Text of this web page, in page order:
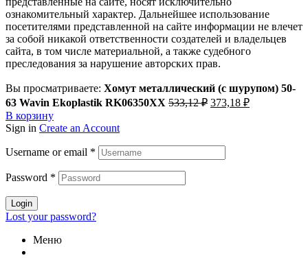
ознакомительный характер. Дальнейшее использование
посетителями представленной на сайте информации не влечет
за собой никакой ответственности создателей и владельцев
сайта, в том числе материальной, а также судебного
преследования за нарушение авторских прав.
Вы просматриваете: Хомут металлический (с шурупом) 50-
63 Wavin Ekoplastik RK06350XX 533,12₽ Первоначальная
373,18 ₽Текущая
В корзину
Sign in Create an Account
Username or email *
Password *
Login
Lost your password?
Меню